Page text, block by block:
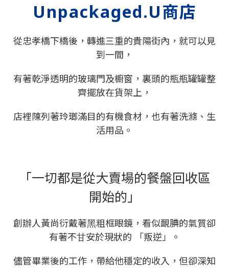
Unpackaged.U商店
從忠孝橋下橋後，轉進三重的貴陽街內，就可以見
到一間，
有著乾淨透明的玻璃門及櫥窗，裏頭的瓶瓶罐罐整
齊擺放在貨架上，
店裡陳列著玲瑯滿目的有機食材，也有著洗滌、生
活用品。
「⼀切都是從⼤賣場的餐盤回收區
開始的」
創辦人黃尚衍戴著⿊粗框眼鏡，看似靦腆的氣質卻
有著不⽢安於現狀的 「叛逆」。
儘管畢業後的工作，帶給他穩定的收入，但卻深知